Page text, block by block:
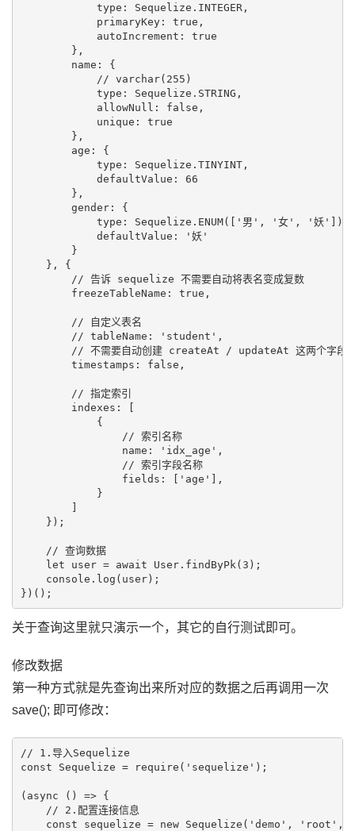
            type: Sequelize.INTEGER,
            primaryKey: true,
            autoIncrement: true
        },
        name: {
            // varchar(255)
            type: Sequelize.STRING,
            allowNull: false,
            unique: true
        },
        age: {
            type: Sequelize.TINYINT,
            defaultValue: 66
        },
        gender: {
            type: Sequelize.ENUM(['男', '女', '妖']),
            defaultValue: '妖'
        }
    }, {
        // 告诉 sequelize 不需要自动将表名变成复数
        freezeTableName: true,
        // 自定义表名
        // tableName: 'student',
        // 不需要自动创建 createAt / updateAt 这两个字段
        timestamps: false,
        // 指定索引
        indexes: [
            {
                // 索引名称
                name: 'idx_age',
                // 索引字段名称
                fields: ['age'],
            }
        ]
    });
    // 查询数据
    let user = await User.findByPk(3);
    console.log(user);
关于查询这里就只演示一个，其它的自行测试即可。
修改数据
第一种方式就是先查询出来所对应的数据之后再调用一次
save(); 即可修改：
// 1.导入Sequelize
const Sequelize = require('sequelize');
(async () => {
    // 2.配置连接信息
const sequelize = new Sequelize('demo', 'root',